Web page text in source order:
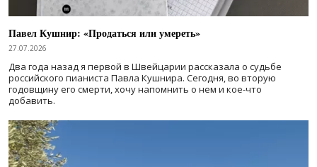
Павел Кушнир: «Продаться или умереть»
27.07.2026
Два года назад я первой в Швейцарии рассказала о судьбе
российского пианиста Павла Кушнира. Сегодня, во вторую
годовщину его смерти, хочу напомнить о нем и кое-что
добавить.